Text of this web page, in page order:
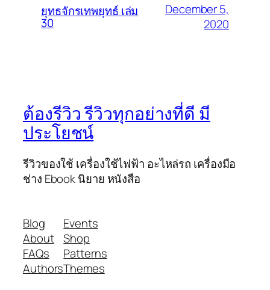
ยุทธจักรเทพยุทธ์ เล่ม
30
December 5,
2020
ต้องรีวิว รีวิวทุกอย่างที่ดี มี
ประโยชน์
รีวิวของใช้ เครื่องใช้ไฟฟ้า อะไหล่รถ เครื่องมือ
ช่าง Ebook นิยาย หนังสือ
Blog
About
FAQs
Authors
Events
Shop
Patterns
Themes